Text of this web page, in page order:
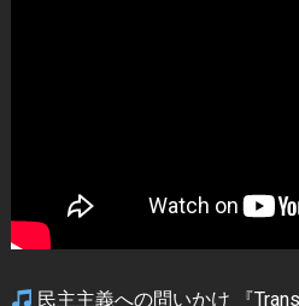
民主主義への問いかけ 『